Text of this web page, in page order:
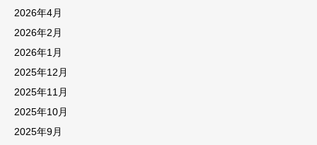
2026年4月
2026年2月
2026年1月
2025年12月
2025年11月
2025年10月
2025年9月